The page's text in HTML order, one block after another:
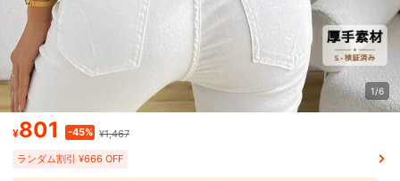
1/6
¥801 -45% ¥1,467
ランダム割引 ¥666 OFF